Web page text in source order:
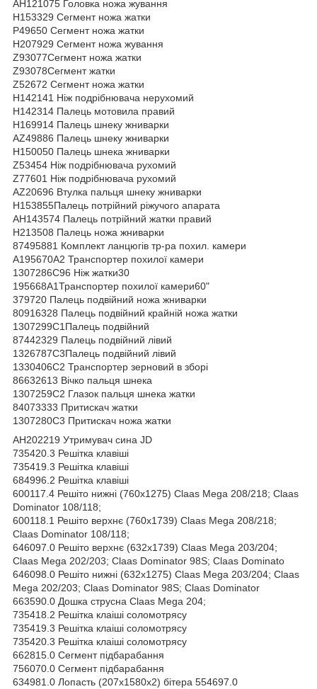
АН121075 Головка ножа жування
Н153329 Сегмент ножа жатки
P49650 Сегмент ножа жатки
Н207929 Сегмент ножа жування
Z93077Сегмент ножа жатки
Z93078Сегмент жатки
Z52672 Сегмент ножа жатки
Н142141 Ніж подрібнювача нерухомий
Н142314 Палець мотовила правий
Н169914 Палець шнеку жниварки
AZ49886 Палець шнеку жниварки
H150050 Палець шнека жниварки
Z53454 Ніж подрібнювача рухомий
Z77601 Ніж подрібнювача рухомий
АZ20696 Втулка пальця шнеку жниварки
Н153855Палець потрійний ріжучого апарата
АН143574 Палець потрійний жатки правий
Н213508 Палець ножа жниварки
87495881 Комплект ланцюгів тр-ра похил. камери
А195670А2 Транспортер похилої камери
1307286С96 Ніж жатки30
195668А1Транспортер похилої камери60"
379720 Палець подвійний ножа жниварки
80916328 Палець подвійний крайній ножа жатки
1307299С1Палець подвійний
87442329 Палець подвійний лівий
1326787С3Палець подвійний лівий
1330406С2 Транспортер зерновий в зборі
86632613 Вічко пальця шнека
1307259С2 Глазок пальця шнека жатки
84073333 Притискач жатки
1307280С3 Притискач ножа жатки
AH202219 Утримувач сина JD
735420.3 Решітка клавіші
735419.3 Решітка клавіші
684996.2 Решітка клавіші
600117.4 Решіто нижні (760х1275) Claas Mega 208/218; Claas
Dominator 108/118;
600118.1 Решіто верхнє (760х1739) Claas Mega 208/218;
Claas Dominator 108/118;
646097.0 Решіто верхнє (632х1739) Claas Mega 203/204;
Claas Mega 202/203; Claas Dominator 98S; Claas Dominato
646098.0 Решіто нижні (632х1275) Claas Mega 203/204; Claas
Mega 202/203; Claas Dominator 98S; Claas Dominator
663590.0 Дошка струсна Claas Mega 204;
735418.2 Решітка клаіші соломотрясу
735419.3 Решітка клаіші соломотрясу
735420.3 Решітка клаіші соломотрясу
662815.0 Сегмент підбарабання
756070.0 Сегмент підбарабання
634981.0 Лопасть (207х1580х2) бітера 554697.0